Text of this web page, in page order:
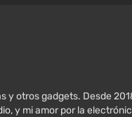
otros gadgets. Desde
y mi amor por la